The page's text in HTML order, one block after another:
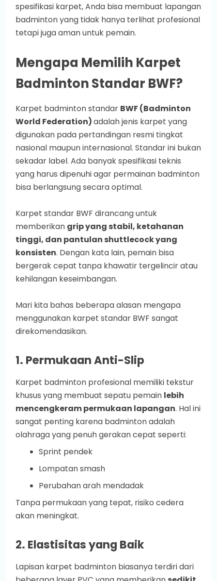
spesifikasi karpet, Anda bisa membuat lapangan
badminton yang tidak hanya terlihat profesional
tetapi juga aman untuk pemain.
Mengapa Memilih Karpet
Badminton Standar BWF?
Karpet badminton standar BWF (Badminton
World Federation)adalah jenis karpet yang
digunakan pada pertandingan resmi tingkat
nasional maupun internasional. Standar ini bukan
sekadar label. Ada banyak spesifikasi teknis
yang harus dipenuhi agar permainan badminton
bisa berlangsung secara optimal.
Karpet standar BWF dirancang untuk
memberikan grip yang stabil, ketahanan
tinggi, dan pantulan shuttlecock yang
konsisten. Dengan kata lain, pemain bisa
bergerak cepat tanpa khawatir tergelincir atau
kehilangan keseimbangan.
Mari kita bahas beberapa alasan mengapa
menggunakan karpet standar BWF sangat
direkomendasikan.
1. Permukaan Anti-Slip
Karpet badminton profesional memiliki tekstur
khusus yang membuat sepatu pemain lebih
mencengkeram permukaan lapangan. Hal ini
sangat penting karena badminton adalah
olahraga yang penuh gerakan cepat seperti:
Sprint pendek
Lompatan smash
Perubahan arah mendadak
Tanpa permukaan yang tepat, risiko cedera
akan meningkat.
2. Elastisitas yang Baik
Lapisan karpet badminton biasanya terdiri dari